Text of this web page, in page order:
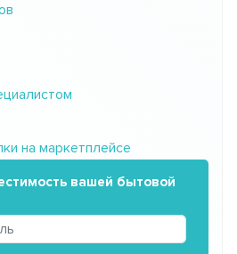
на маркетплейсе
вашей бытовой